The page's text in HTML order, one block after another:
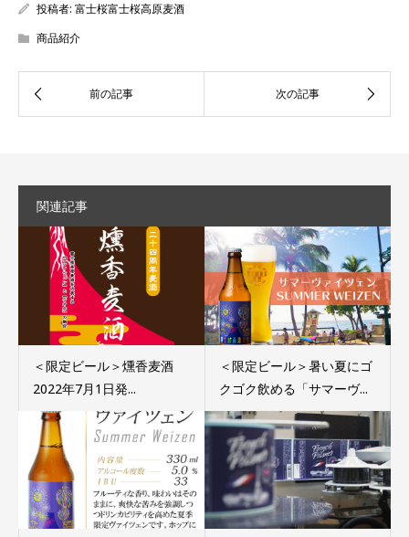
投稿者: 富士桜富士桜高原麦酒
商品紹介
関連記事
＜限定ビール＞燻香麦酒
2022年7月1日発...
＜限定ビール＞暑い夏にゴ
クゴク飲める「サマーヴ...